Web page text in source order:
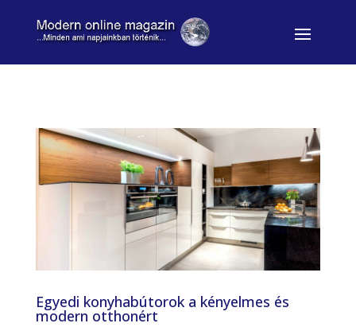
Egyedi konyhabútorok a kényelmes és
modern otthonért